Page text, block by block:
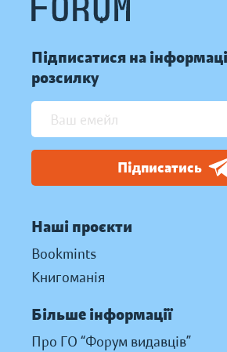
Підписатися на
розсилку
Підписатись
Наші проєкти
Bookmints
Книгоманія
Більше інформації
Про ГО “Форум видавців”